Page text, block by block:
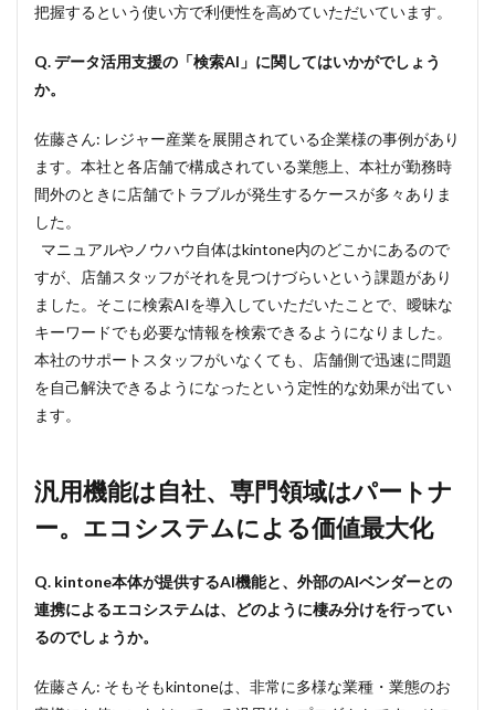
把握するという使い方で利便性を高めていただいています。
Q. データ活用支援の「検索AI」に関してはいかがでしょう
か。
佐藤さん: レジャー産業を展開されている企業様の事例があり
ます。本社と各店舗で構成されている業態上、本社が勤務時
間外のときに店舗でトラブルが発生するケースが多々ありま
した。
マニュアルやノウハウ自体はkintone内のどこかにあるので
すが、店舗スタッフがそれを見つけづらいという課題があり
ました。そこに検索AIを導入していただいたことで、曖昧な
キーワードでも必要な情報を検索できるようになりました。
本社のサポートスタッフがいなくても、店舗側で迅速に問題
を自己解決できるようになったという定性的な効果が出てい
ます。
汎用機能は自社、専門領域はパートナ
ー。エコシステムによる価値最大化
Q. kintone本体が提供するAI機能と、外部のAIベンダーとの
連携によるエコシステムは、どのように棲み分けを行ってい
るのでしょうか。
佐藤さん: そもそもkintoneは、非常に多様な業種・業態のお